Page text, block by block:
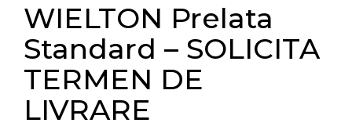
WIELTON Prelata
Standard – SOLICITA
TERMEN DE
LIVRARE